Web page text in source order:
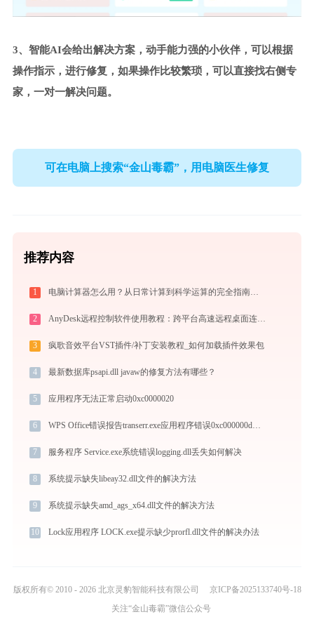
3、智能AI会给出解决方案，动手能力强的小伙伴，可以根据
操作指示，进行修复，如果操作比较繁琐，可以直接找右侧专
家，一对一解决问题。
可在电脑上搜索“金山毒霸”，用电脑医生修复
推荐内容
1 电脑计算器怎么用？从日常计算到科学运算的完全指南（附隐藏功能）
2 AnyDesk远程控制软件使用教程：跨平台高速远程桌面连接完全指南
3 疯歌音效平台VST插件/补丁安装教程_如何加载插件效果包
4 最新数据库psapi.dll javaw的修复方法有哪些？
5 应用程序无法正常启动0xc0000020
6 WPS Office错误报告transerr.exe应用程序错误0xc000000d解决方法
7 服务程序 Service.exe系统错误logging.dll丢失如何解决
8 系统提示缺失libeay32.dll文件的解决方法
9 系统提示缺失amd_ags_x64.dll文件的解决方法
10 Lock应用程序 LOCK.exe提示缺少prorfl.dll文件的解决办法
版权所有© 2010 - 2026 北京灵豹智能科技有限公司
京ICP备2025133740号-18
关注“金山毒霸”微信公众号